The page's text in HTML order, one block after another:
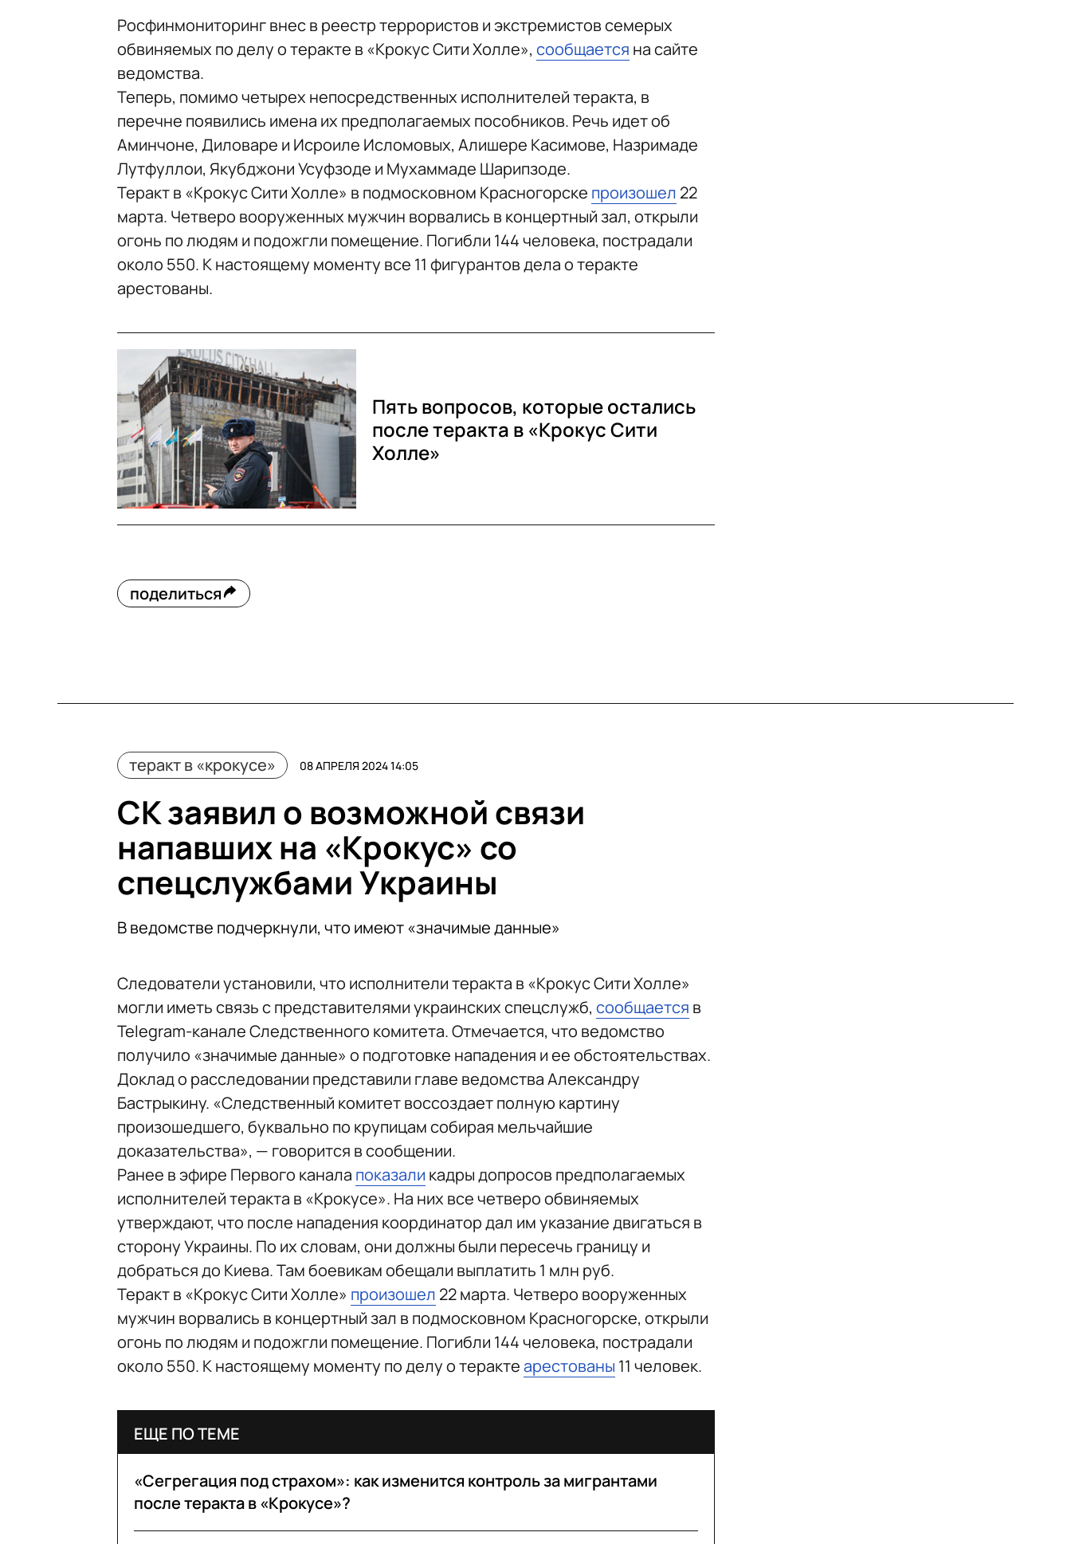
Росфинмониторинг внес в реестр террористов и экстремистов семерых
обвиняемых по делу о теракте в «Крокус Сити Холле», сообщается на сайте
ведомства.
Теперь, помимо четырех непосредственных исполнителей теракта, в
перечне появились имена их предполагаемых пособников. Речь идет об
Аминчоне, Диловаре и Исроиле Исломовых, Алишере Касимове, Назримаде
Лутфуллои, Якубджони Усуфзоде и Мухаммаде Шарипзоде.
Теракт в «Крокус Сити Холле» в подмосковном Красногорске произошел 22
марта. Четверо вооруженных мужчин ворвались в концертный зал, открыли
огонь по людям и подожгли помещение. Погибли 144 человека, пострадали
около 550. К настоящему моменту все 11 фигурантов дела о теракте
арестованы.
Пять вопросов, которые остались
после теракта в «Крокус Сити
Холле»
поделиться
теракт в «крокусе» 08 АПРЕЛЯ 2024 14:05
СК заявил о возможной связи
напавших на «Крокус» со
спецслужбами Украины
В ведомстве подчеркнули, что имеют «значимые данные»
Следователи установили, что исполнители теракта в «Крокус Сити Холле»
могли иметь связь с представителями украинских спецслужб, сообщается в
Telegram-канале Следственного комитета. Отмечается, что ведомство
получило «значимые данные» о подготовке нападения и ее обстоятельствах.
Доклад о расследовании представили главе ведомства Александру
Бастрыкину. «Следственный комитет воссоздает полную картину
произошедшего, буквально по крупицам собирая мельчайшие
доказательства», — говорится в сообщении.
Ранее в эфире Первого канала показали кадры допросов предполагаемых
исполнителей теракта в «Крокусе». На них все четверо обвиняемых
утверждают, что после нападения координатор дал им указание двигаться в
сторону Украины. По их словам, они должны были пересечь границу и
добраться до Киева. Там боевикам обещали выплатить 1 млн руб.
Теракт в «Крокус Сити Холле» произошел 22 марта. Четверо вооруженных
мужчин ворвались в концертный зал в подмосковном Красногорске, открыли
огонь по людям и подожгли помещение. Погибли 144 человека, пострадали
около 550. К настоящему моменту по делу о терактеарестованы 11 человек.
ЕЩЕ ПО ТЕМЕ
«Сегрегация под страхом»: как изменится контроль за мигрантами
после теракта в «Крокусе»?